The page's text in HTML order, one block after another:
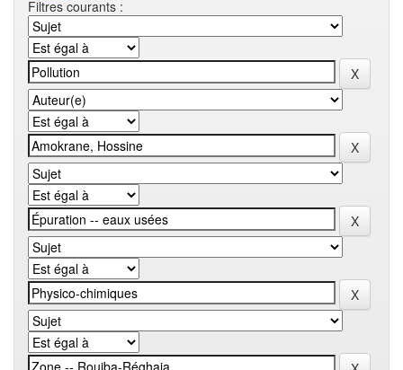
Filtres courants :